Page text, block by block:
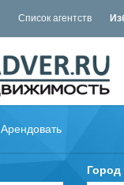
Список агентств
Арендовать
Город